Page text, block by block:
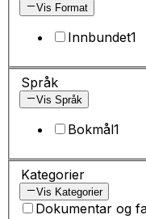
Vis Format
Innbundet1
Språk
Vis Språk
Bokmål1
Kategorier
Vis Kategorier
Dokumentar og